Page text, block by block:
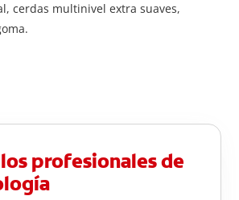
cerdas multinivel extra suaves,
profesionales de